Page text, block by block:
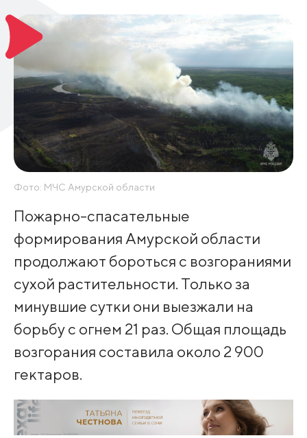
Фото: МЧС Амурской области
Пожарно-спасательные
формирования Амурской области
продолжают бороться с возгораниями
сухой растительности. Только за
минувшие сутки они выезжали на
борьбу с огнем 21 раз. Общая площадь
возгорания составила около 2 900
гектаров.